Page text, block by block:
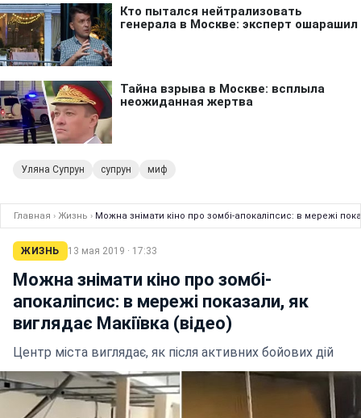
Уляна Супрун супрун миф
Главная › Жизнь › Можна знімати кіно про зомбі-апокаліпсис: в мережі
ЖИЗНЬ 13 мая 2019 · 17:33
Можна знімати кіно про зомбі-
апокаліпсис: в мережі показали, як
виглядає Макіївка (відео)
Центр міста виглядає, як після активних бойових дій